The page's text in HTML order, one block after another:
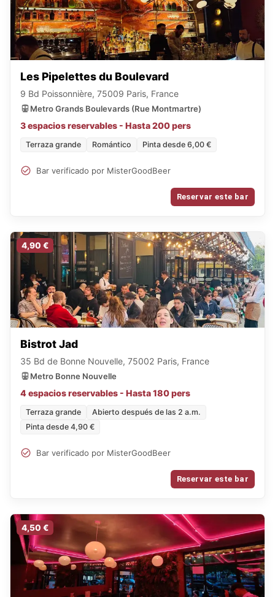
Les Pipelettes du Boulevard
9 Bd Poissonnière, 75009 Paris, France
Metro Grands Boulevards (Rue Montmartre)
3 espacios reservables - Hasta 200 pers
Terraza grande Romántico Pinta desde 6,00 €
Bar verificado por MisterGoodBeer
Reservar este bar
4,90 €
Bistrot Jad
35 Bd de Bonne Nouvelle, 75002 Paris, France
Metro Bonne Nouvelle
4 espacios reservables - Hasta 180 pers
Terraza grande
Abierto después de las 2 a.m.
Pinta desde 4,90 €
Bar verificado por MisterGoodBeer
Reservar este bar
4,50 €